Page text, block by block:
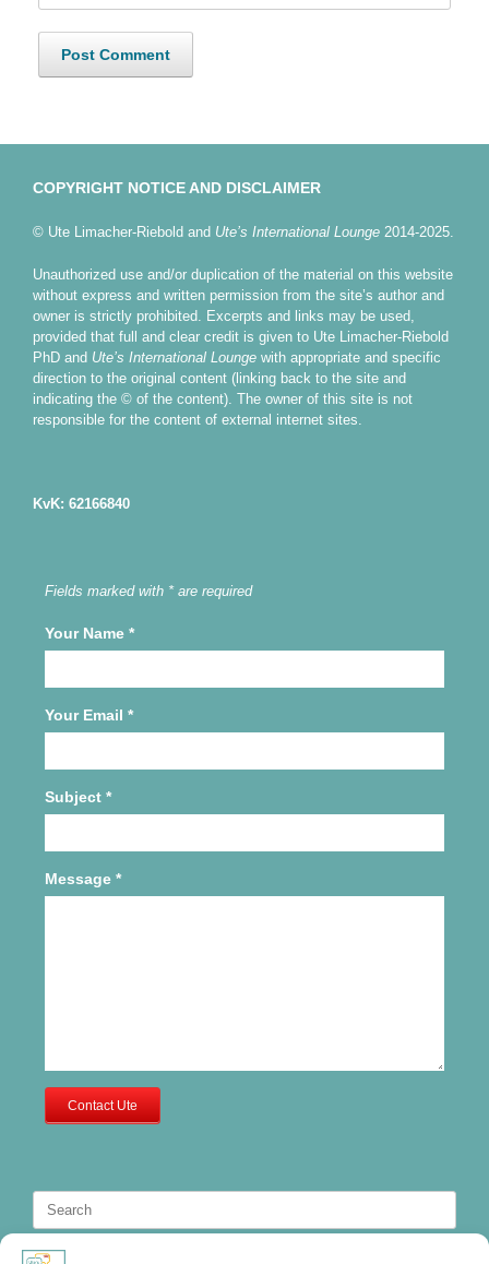
COPYRIGHT NOTICE AND DISCLAIMER
© Ute Limacher-Riebold and Ute’s International Lounge 2014-2025.
Unauthorized use and/or duplication of the material on this website
without express and written permission from the site’s author and
owner is strictly prohibited. Excerpts and links may be used,
provided that full and clear credit is given to Ute Limacher-Riebold
PhD and Ute’s International Lounge with appropriate and specific
direction to the original content (linking back to the site and
indicating the © of the content). The owner of this site is not
responsible for the content of external internet sites.
KvK: 62166840
Fields marked with * are required
Your Name *
Your Email *
Subject *
Message *
Contact Ute
Search